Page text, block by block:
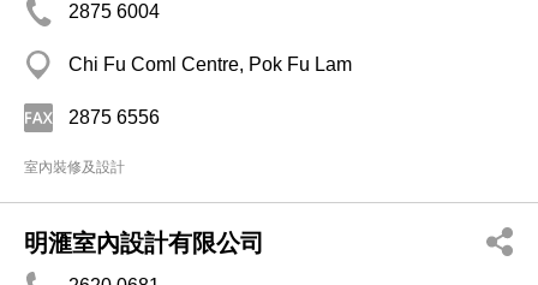
2875 6004
Chi Fu Coml Centre, Pok Fu Lam
2875 6556
室內裝修及設計
明滙室內設計有限公司